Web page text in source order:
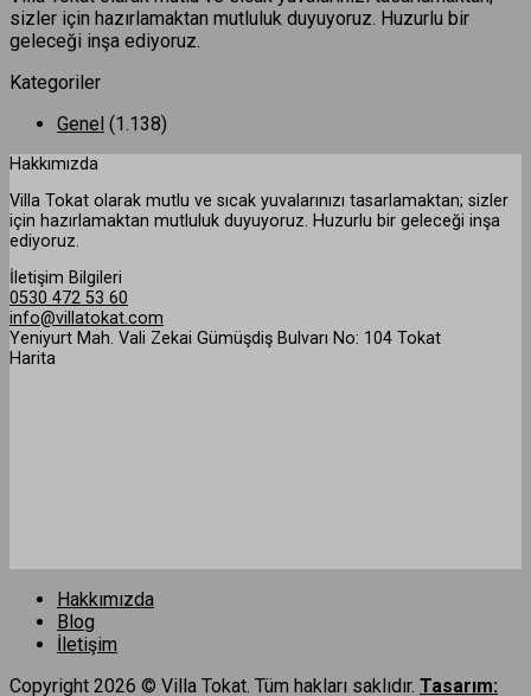
sizler için hazırlamaktan mutluluk duyuyoruz. Huzurlu bir
geleceği inşa ediyoruz.
Kategoriler
Genel (1.138)
Hakkımızda
Villa Tokat olarak mutlu ve sıcak yuvalarınızı tasarlamaktan; sizler
için hazırlamaktan mutluluk duyuyoruz. Huzurlu bir geleceği inşa
ediyoruz.
İletişim Bilgileri
0530 472 53 60
info@villatokat.com
Yeniyurt Mah. Vali Zekai Gümüşdiş Bulvarı No: 104 Tokat
Harita
Hakkımızda
Blog
İletişim
Copyright 2026 © Villa Tokat. Tüm hakları saklıdır. Tasarım: